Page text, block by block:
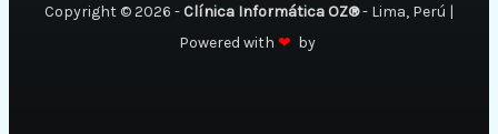
Copyright © 2026 - Clínica Informática OZ®- Lima, Perú |
Powered with ❤ by